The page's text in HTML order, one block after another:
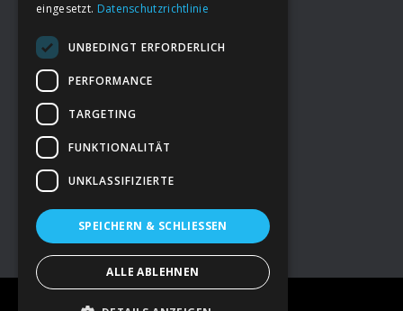
Footer
→Deine Spende
→Impressum
→Kontakt zum PAO Team
eingesetzt. Datenschutzrichtlinie
UNBEDINGT ERFORDERLICH
PERFORMANCE
TARGETING
FUNKTIONALITÄT
UNKLASSIFIZIERTE
SPEICHERN & SCHLIESSEN
ALLE ABLEHNEN